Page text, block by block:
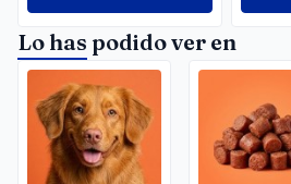
Lo has podido ver en